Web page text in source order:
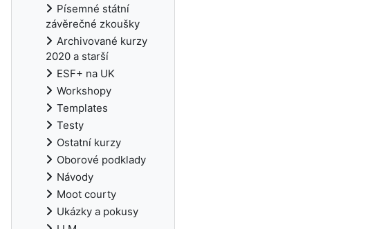
Písemné státní
závěrečné zkoušky
Archivované kurzy
2020 a starší
ESF+ na UK
Workshopy
Templates
Testy
Ostatní kurzy
Oborové podklady
Návody
Moot courty
Ukázky a pokusy